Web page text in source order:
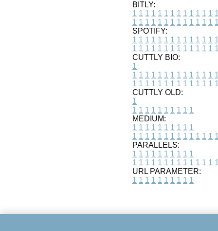
BITLY:
1 1 1 1 1 1 1 1 1 1 1 1 1
1 1 1 1 1 1 1 1 1 1 1 1 1
SPOTIFY:
1 1 1 1 1 1 1 1 1 1 1 1 1
1 1 1 1 1 1 1 1 1 1 1 1 1
CUTTLY BIO:
1
1 1 1 1 1 1 1 1 1 1 1 1 1
1 1 1 1 1 1 1 1 1 1 1 1 1
CUTTLY OLD:
1
1 1 1 1 1 1 1 1 1 1
MEDIUM:
1 1 1 1 1 1 1 1 1 1
1 1 1 1 1 1 1 1 1 1 1 1 1
PARALLELS:
1 1 1 1 1 1 1 1 1 1
1 1 1 1 1 1 1 1 1 1 1 1 1
URL PARAMETER:
1 1 1 1 1 1 1 1 1 1